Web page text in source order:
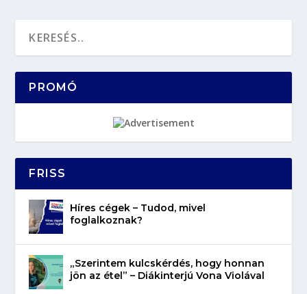
PROMÓ
FRISS
Híres cégek – Tudod, mivel
foglalkoznak?
„Szerintem kulcskérdés, hogy honnan
jön az étel” – Diákinterjú Vona Violával